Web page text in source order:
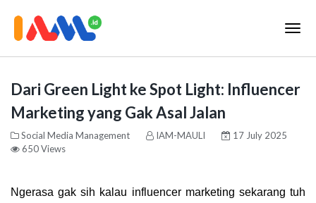
Dari Green Light ke Spot Light: Influencer
Marketing yang Gak Asal Jalan
Social Media Management IAM-MAULI
17 July 2025
650 Views
Ngerasa gak sih kalau influencer marketing sekarang tuh